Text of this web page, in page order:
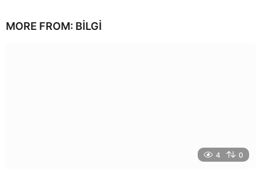
MORE FROM: BILGI
4 0